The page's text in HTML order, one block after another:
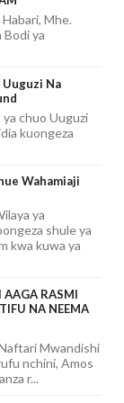
Mhe.
Bodi ya
Uuguzi Na
chuo Uuguzi
kuongeza
Wahamiaji
ya
shule ya
kwa kuwa ya
RASMI
NA NEEMA
Mwandishi
nchini, Amos
r...